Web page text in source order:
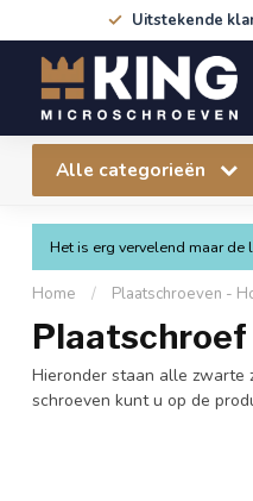
Uitstekende
Alle categorieën
Het is erg vervelend maar
Home / Plaatschroeven -
Plaatschroef
Hieronder staan alle zwarte
schroeven kunt u op de